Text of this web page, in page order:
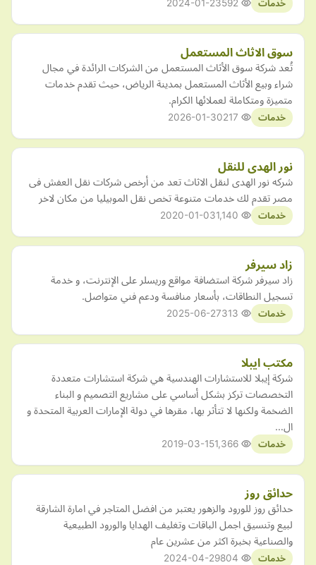
خدمات 2024-01-23
سوق الاثاث المستعمل
تُعد شركة سوق الأثاث المستعمل من الشركات الرائدة في مجال
شراء وبيع الأثاث المستعمل بمدينة الرياض، حيث تقدم خدمات
متميزة ومتكاملة لعملائها الكرام.
خدمات 2026-01-30
نور الهدى للنقل
شركه نور الهدى لنقل الاثاث تعد من أرخص شركات نقل العفش فى
مصر تقدم لك خدمات متنوعة تخص نقل الموبيليا من مكان لاخر
خدمات 2020-01-03
زاد سيرفر
زاد سيرفر شركة استضافة مواقع وريسلر على الإنترنت، و خدمة
تسجيل النطاقات، بأسعار منافسة ودعم فني متواصل.
خدمات 2025-06-27
مكتب ايبلا
شركة إيبلا للاستشارات الهندسية هي شركة استشارات متعددة
التخصصات تركز بشكل أساسي على مشاريع التصميم و البناء
الضخمة ولكنها لا تتأثر بها، مقرها في دولة الإمارات العربية المتحدة و
ال…
خدمات 2019-03-15
حدائق روز
حدائق روز للورود والزهور يعتبر من افضل المتاجر في امارة الشارقة
لبيع وتنسيق اجمل الباقات وتغليف الهدايا والورود الطبيعية
والصناعية بخبرة اكثر من عشرين عام
خدمات 2024-04-29